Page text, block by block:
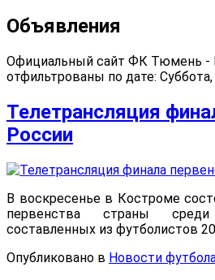
Объявления
Официальный сайт ФК Тюмень -
отфильтрованы по дате:
Телетрансляция
России
В воскресенье в Костроме
первенства страны
составленных из футболистов
Опубликовано в Новости